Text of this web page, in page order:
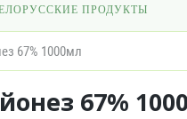
ПРОДУКТЫ
67% 1000мл
67%